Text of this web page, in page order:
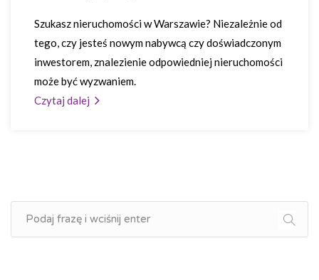
Szukasz nieruchomości w Warszawie? Niezależnie od
tego, czy jesteś nowym nabywcą czy doświadczonym
inwestorem, znalezienie odpowiedniej nieruchomości
może być wyzwaniem.
Czytaj dalej